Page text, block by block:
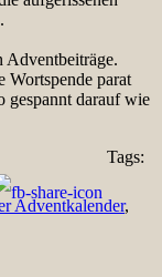
Adventbeiträge.
parat
gespannt darauf wie
Tags:
Adventkalender,